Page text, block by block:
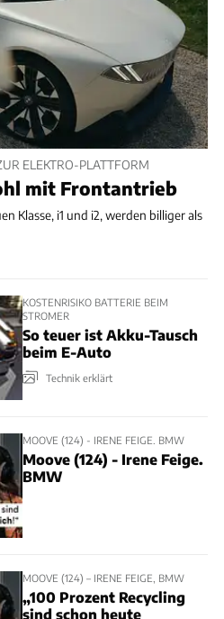
ELEKTRO-PLATTFORM
mit Frontantrieb
Klasse, i1 und i2, werden billiger als
KOSTENRISIKO BATTERIE BEIM
STROMER
So teuer ist Akku-Tausch
beim E-Auto
Technik erklärt
MOOVE (124) - IRENE FEIGE. BMW
Moove (124) - Irene Feige.
BMW
MOOVE (124) – IRENE FEIGE, BMW
„100 Prozent Recycling
sind schon heute